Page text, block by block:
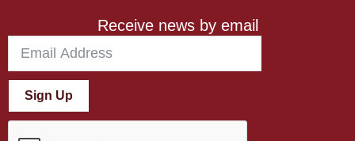
Receive news by email
Sign Up